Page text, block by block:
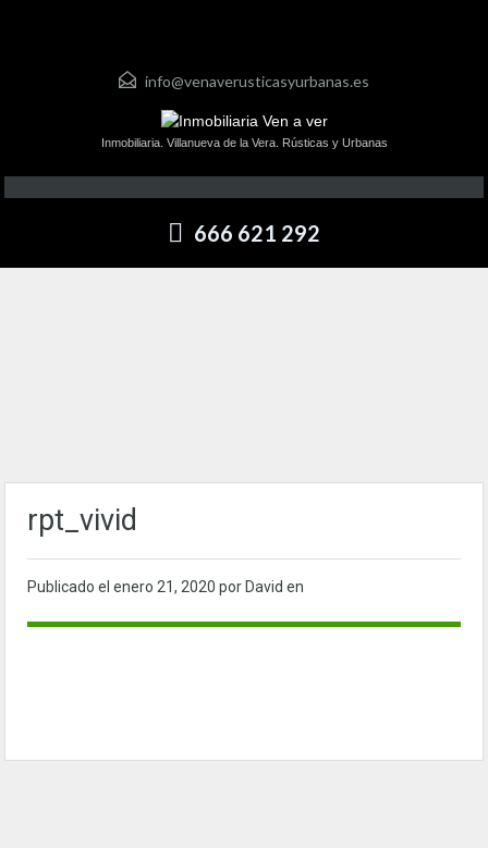
info@venaverusticasyurbanas.es
Inmobiliaria. Villanueva de la Vera. Rústicas y Urbanas
666 621 292
rpt_vivid
Publicado el enero 21, 2020 por David en